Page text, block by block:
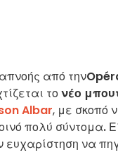
από την
τονέο
Albar, με σκοπό
πολύ σύντομα.
ευχαρίστηση να